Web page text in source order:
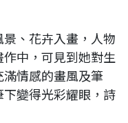
、花卉入畫，人物
中，可見到她對生
情感的畫風及筆
變得光彩耀眼，詩